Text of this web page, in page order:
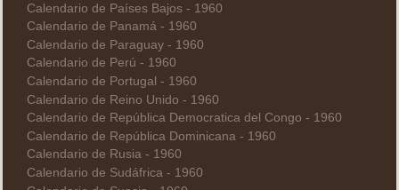
Calendario de Países Bajos - 1960
Calendario de Panamá - 1960
Calendario de Paraguay - 1960
Calendario de Perú - 1960
Calendario de Portugal - 1960
Calendario de Reino Unido - 1960
Calendario de República Democratica del Congo - 1960
Calendario de República Dominicana - 1960
Calendario de Rusia - 1960
Calendario de Sudáfrica - 1960